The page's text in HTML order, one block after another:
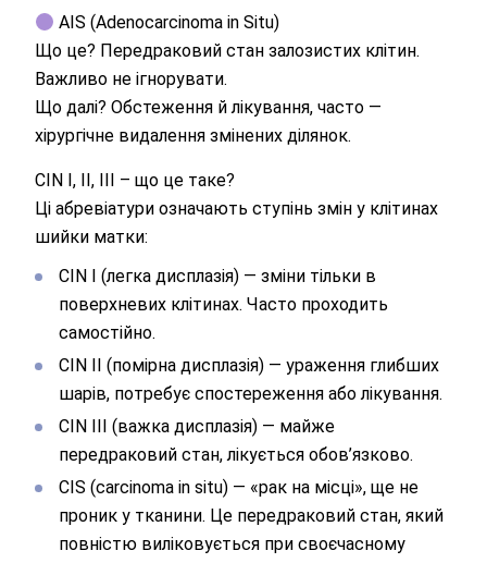
AIS (Adenocarcinoma in Situ)
Що це? Передраковий стан залозистих клітин.
Важливо не ігнорувати.
Що далі? Обстеження й лікування, часто —
хірургічне видалення змінених ділянок.
CIN I, II, III – що це таке?
Ці абревіатури означають ступінь змін у клітинах
шийки матки:
CIN I (легка дисплазія) — зміни тільки в
поверхневих клітинах. Часто проходить
самостійно.
CIN II (помірна дисплазія) — ураження глибших
шарів, потребує спостереження або лікування.
CIN III (важка дисплазія) — майже
передраковий стан, лікується обов’язково.
CIS (carcinoma in situ) — «рак на місці», ще не
проник у тканини. Це передраковий стан, який
повністю виліковується при своєчасному
Залиште Ваші контактні дані
Дякуємо!
Ми отримали Ваше звернення.